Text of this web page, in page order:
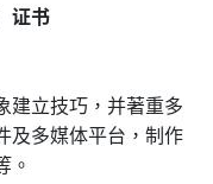
证书
建立技巧，并著重多
及多媒体平台，制作
。